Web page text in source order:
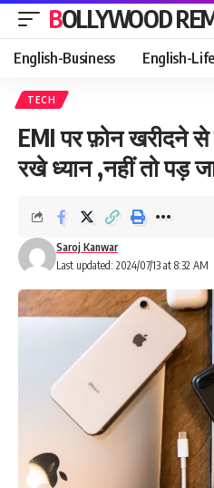
BOLLYWOOD
English-Business English-
TECH
EMI पर फ़ोन खरीदने
रखे ध्यान ,नहीं तो पड़
Last updated: 2024/07/13 at 8:32 AM
Saroj Kanwar